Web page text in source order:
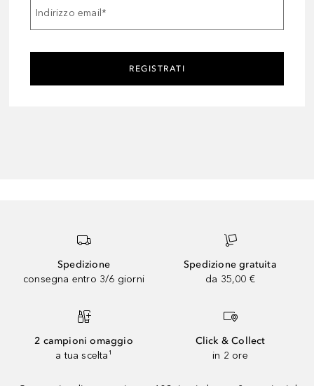
Indirizzo email*
REGISTRATI
Spedizione
consegna entro 3/6 giorni
Spedizione gratuita
da 35,00 €
2 campioni omaggio
a tua scelta¹
Click & Collect
in 2 ore